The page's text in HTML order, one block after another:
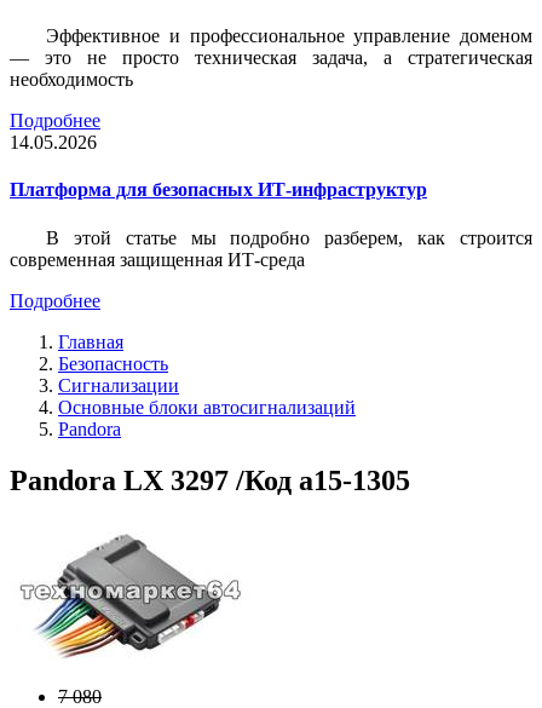
Эффективное и профессиональное управление доменом
— это не просто техническая задача, а стратегическая
необходимость
Подробнее
14.05.2026
Платформа для безопасных ИТ-инфраструктур
В этой статье мы подробно разберем, как строится
современная защищенная ИТ-среда
Подробнее
Главная
Безопасность
Сигнализации
Основные блоки автосигнализаций
Pandora
Pandora LX 3297 /Код a15-1305
7 080